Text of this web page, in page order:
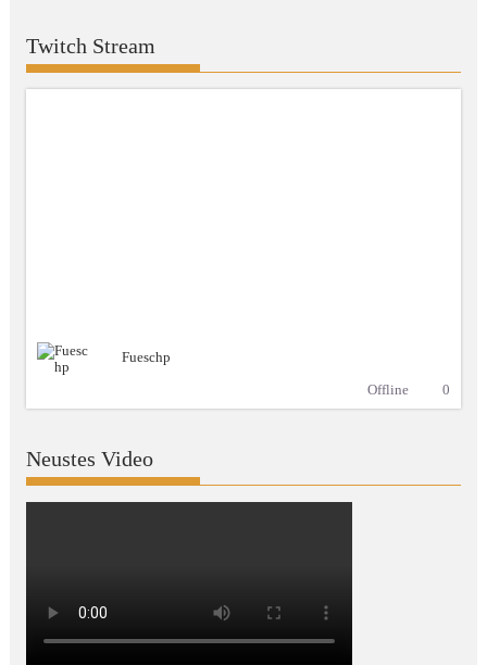
Twitch Stream
Fueschp
Offline
0
Neustes Video